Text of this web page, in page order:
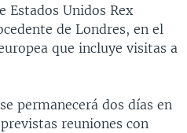
Estados Unidos Rex
de Londres, en el
que incluye visitas a
permanecerá dos días en
reuniones con